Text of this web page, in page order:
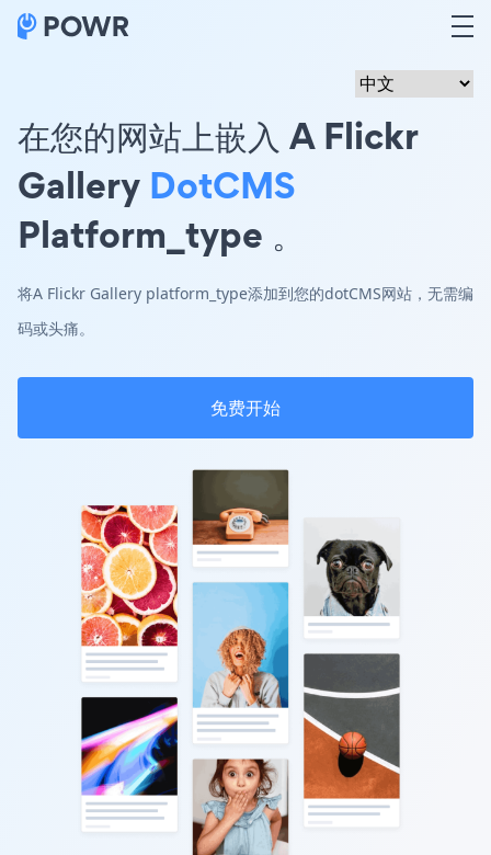
在您的网站上嵌入 A Flickr
Gallery DotCMS
Platform_type 。
将A Flickr Gallery platform_type添加到您的dotCMS网站，无需编
码或头痛。
免费开始